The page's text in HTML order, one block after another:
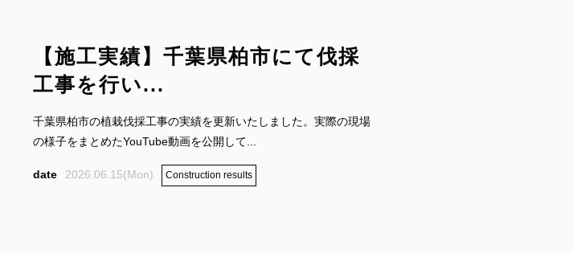
【施工実績】千葉県柏市にて伐採
工事を行い...
千葉県柏市の植栽伐採工事の実績を更新いたしました。実際の現場
の様子をまとめたYouTube動画を公開して...
2026.06.15(Mon) Construction results